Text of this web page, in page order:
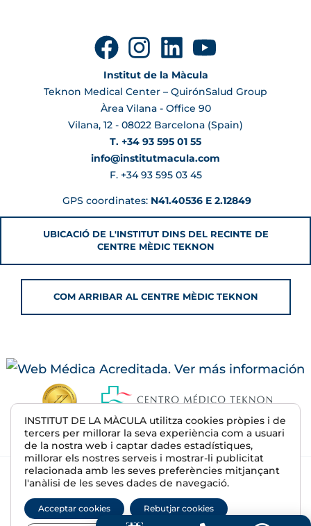
Institut de la Màcula
Teknon Medical Center – QuirónSalud Group
Àrea Vilana - Office 90
Vilana, 12 - 08022 Barcelona (Spain)
T. +34 93 595 01 55
info@institutmacula.com
F. +34 93 595 03 45
GPS coordinates: N41.40536 E 2.12849
UBICACIÓ DE L'INSTITUT DINS DEL RECINTE DE
CENTRE MÈDIC TEKNON
COM ARRIBAR AL CENTRE MÈDIC TEKNON
© 2026 Institut de la Màcula | R.S. E08607500
Avís Legal
Política de privadesa
INSTITUT DE LA MÀCULA utilitza cookies pròpies i de
tercers per millorar la seva experiència com a usuari
de la nostra web i captar dades estadístiques,
millorar els nostres serveis i mostrar-li publicitat
relacionada amb les seves preferències mitjançant
l'anàlisi de les seves dades de navegació.
Acceptar cookies Rebutjar cookies